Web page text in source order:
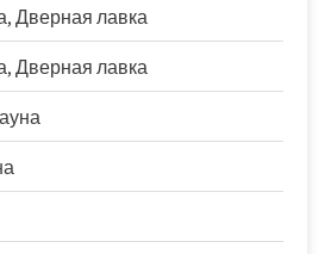
Дверная лавка
Дверная лавка